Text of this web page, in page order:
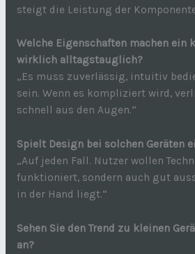
steigt die Leistung der
Welche Eigenschaften machen ein
wirklich alltagstauglich?
„Es muss zuverlässig, intuitiv
sein. Wenn es kompliziert wird,
schnell aus den Augen.“
Spielt Design bei solchen Geräten
„Auf jeden Fall. Nutzer wollen
funktioniert, sondern auch gut
in der Hand liegt.“
Sehen Sie den Trend zu kleinen
an?